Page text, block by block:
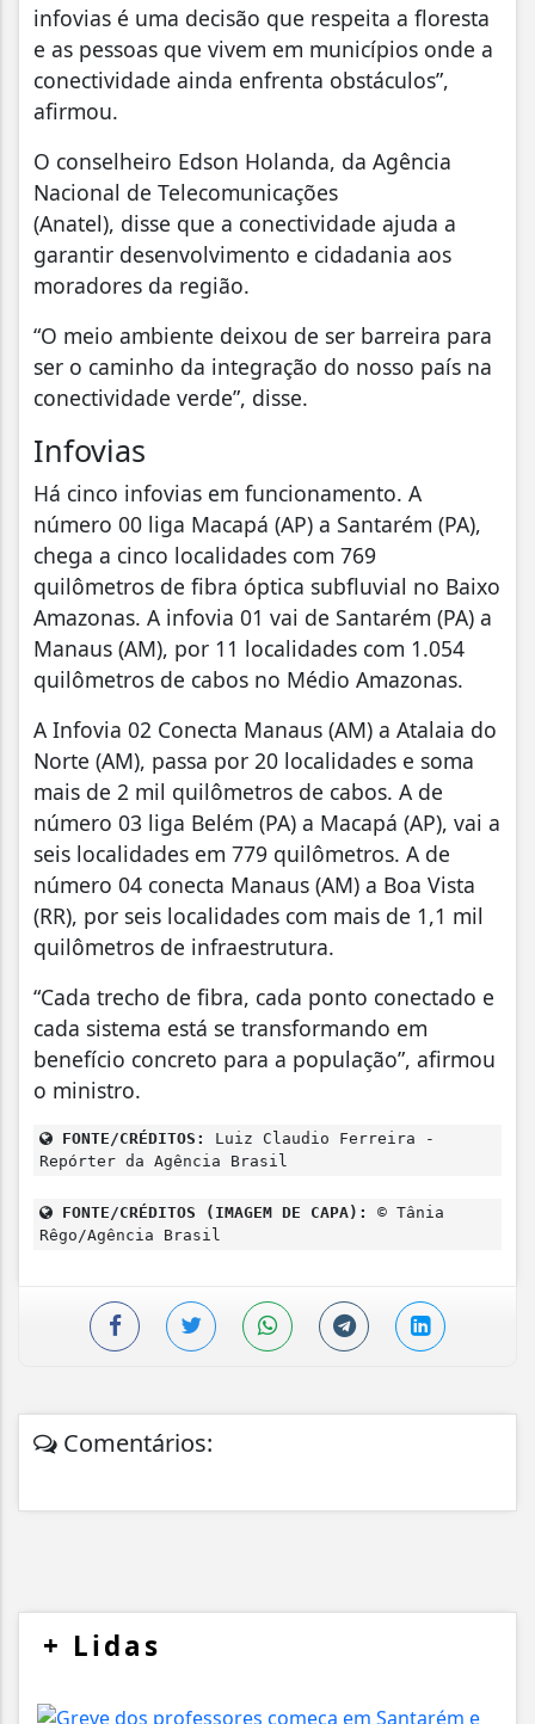
infovias é uma decisão que respeita a floresta
e as pessoas que vivem em municípios onde a
conectividade ainda enfrenta obstáculos”,
afirmou.
O conselheiro Edson Holanda, da Agência
Nacional de Telecomunicações
(Anatel), disse que a conectividade ajuda a
garantir desenvolvimento e cidadania aos
moradores da região.
“O meio ambiente deixou de ser barreira para
ser o caminho da integração do nosso país na
conectividade verde”, disse.
Infovias
Há cinco infovias em funcionamento. A
número 00 liga Macapá (AP) a Santarém (PA),
chega a cinco localidades com 769
quilômetros de fibra óptica subfluvial no Baixo
Amazonas. A infovia 01 vai de Santarém (PA) a
Manaus (AM), por 11 localidades com 1.054
quilômetros de cabos no Médio Amazonas.
A Infovia 02 Conecta Manaus (AM) a Atalaia do
Norte (AM), passa por 20 localidades e soma
mais de 2 mil quilômetros de cabos. A de
número 03 liga Belém (PA) a Macapá (AP), vai a
seis localidades em 779 quilômetros. A de
número 04 conecta Manaus (AM) a Boa Vista
(RR), por seis localidades com mais de 1,1 mil
quilômetros de infraestrutura.
“Cada trecho de fibra, cada ponto conectado e
cada sistema está se transformando em
benefício concreto para a população”, afirmou
o ministro.
FONTE/CRÉDITOS:
Luiz Claudio Ferreira -
Repórter da Agência Brasil
FONTE/CRÉDITOS (IMAGEM DE CAPA):
© Tânia
Rêgo/Agência Brasil
Comentários:
+ Lidas